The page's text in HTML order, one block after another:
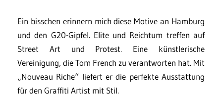
Ein bisschen erinnern mich diese Motive an Hamburg
und den G20-Gipfel. Elite und Reichtum treffen auf
Street Art und Protest. Eine künstlerische
Vereinigung, die Tom French zu verantworten hat. Mit
„Nouveau Riche“ liefert er die perfekte Ausstattung
für den Graffiti Artist mit Stil.